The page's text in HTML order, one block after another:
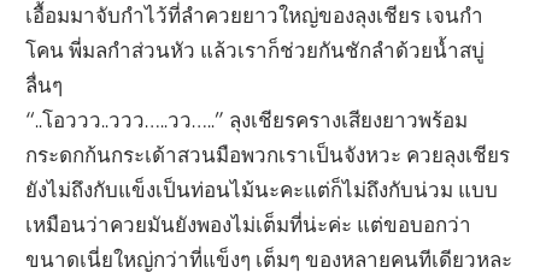
เอื้อมมาจับกำไว้ที่ลำควยยาวใหญ่ของลุงเชียร เจนกำ
โคน พี่มลกำส่วนหัว แล้วเราก็ช่วยกันชักลำด้วยน้ำสบู่
ลื่นๆ
“..โอววว..ววว…..วว…..” ลุงเชียรครางเสียงยาวพร้อม
กระดกก้นกระเด้าสวนมือพวกเราเป็นจังหวะ ควยลุงเชียร
ยังไม่ถึงกับแข็งเป็นท่อนไม้นะคะแต่ก็ไม่ถึงกับน่วม แบบ
เหมือนว่าควยมันยังพองไม่เต็มที่น่ะค่ะ แต่ขอบอกว่า
ขนาดเนี่ยใหญ่กว่าที่แข็งๆ เต็มๆ ของหลายคนทีเดียวหละ